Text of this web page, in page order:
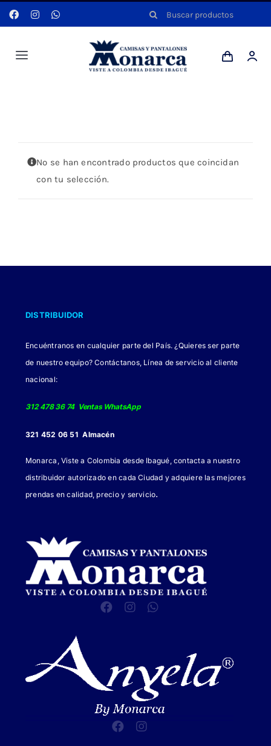
Saltar
al
Buscar:
Toggle
Dotaciones
No se han encontrado productos que coincidan
con tu selección.
DISTRIBUIDOR
Encuéntranos en cualquier parte del País. ¿Quieres ser parte
de nuestro equipo? Contáctanos, Línea de servicio al cliente
nacional:
312 478 36 74 Ventas WhatsApp
321 452 06 51 Almacén
Monarca, Viste a Colombia desde Ibagué, contacta a nuestro
distribuidor autorizado en cada Ciudad y adquiere las mejores
prendas en calidad, precio y servicio.